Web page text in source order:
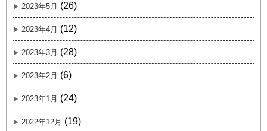
2023年5月 (26)
2023年4月 (12)
2023年3月 (28)
2023年2月 (6)
2023年1月 (24)
2022年12月 (19)